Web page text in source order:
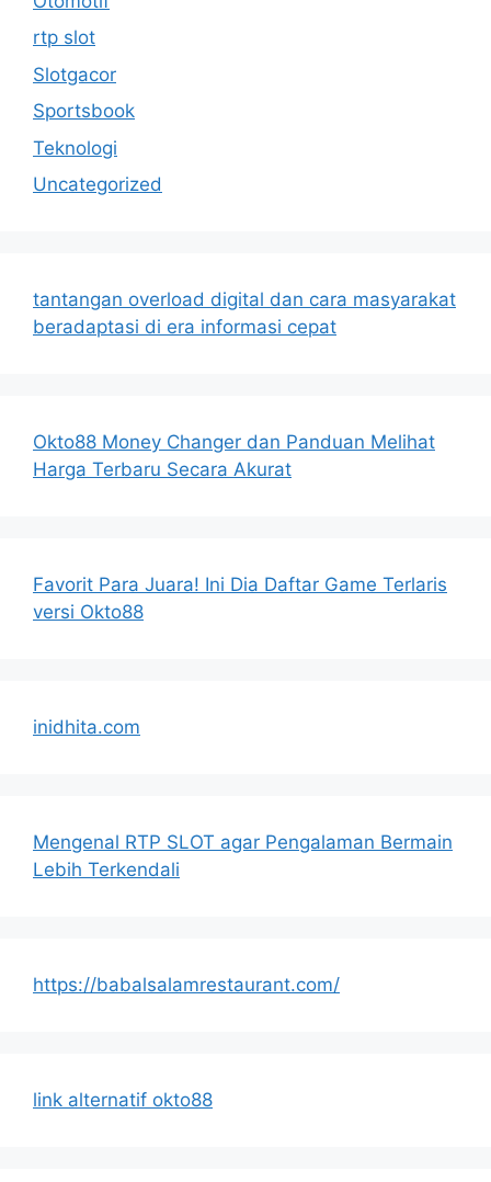
rtp slot
Slotgacor
Sportsbook
Teknologi
Uncategorized
tantangan overload digital dan cara masyarakat
beradaptasi di era informasi cepat
Okto88 Money Changer dan Panduan Melihat
Harga Terbaru Secara Akurat
Favorit Para Juara! Ini Dia Daftar Game Terlaris
versi Okto88
inidhita.com
Mengenal RTP SLOT agar Pengalaman Bermain
Lebih Terkendali
https://babalsalamrestaurant.com/
link alternatif okto88